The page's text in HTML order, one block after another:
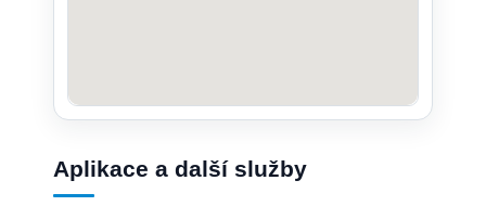
Aplikace a další služby